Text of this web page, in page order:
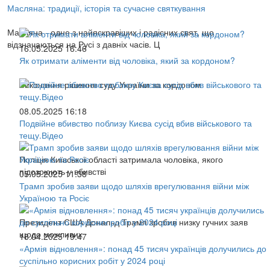
Масляна: традиції, історія та сучасне святкування
Масляна - одне з найяскравіших і радісних свят, що
відзначаються на Русі з давніх часів. Ц
16.05.2025 16:46
Як отримати аліменти від чоловіка, який за кордоном?
Виконання рішення суду України за кордоном
08.05.2025 16:18
Подвійне вбивство поблизу Києва сусід вбив військового та
тещу.Відео
Поліція Київської області затримала чоловіка, якого
підозрюють у вбивстві
05.05.2025 11:38
Трамп зробив заяви щодо шляхів врегулювання війни між
Україною та Росіє
Президент США Дональд Трамп зробив низку гучних заяв
щодо можливих
18.04.2025 19:47
«Армія відновлення»: понад 45 тисяч українців долучились до
суспільно корисних робіт у 2024 році